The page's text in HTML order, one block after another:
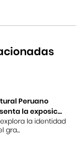
Peruano
la exposic...
la identidad
gra...